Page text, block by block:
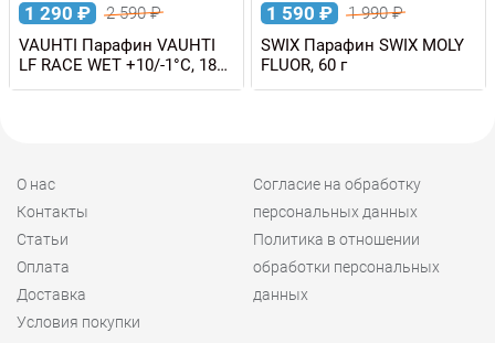
1 290 ₽ 2 590₽
VAUHTI Парафин VAUHTI
LF RACE WET +10/-1°C, 180
г
1 590 ₽ 1 990₽
SWIX Парафин SWIX MOLY
FLUOR, 60 г
О нас
Контакты
Статьи
Оплата
Доставка
Условия покупки
Согласие на обработку
персональных данных
Политика в отношении
обработки персональных
данных